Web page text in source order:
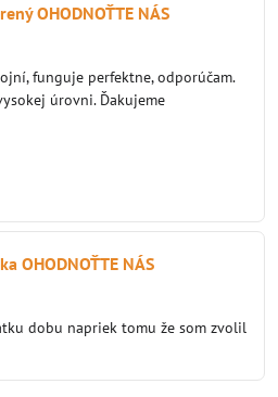
OHODNOŤTE NÁS
5
funguje perfektne, odporúčam.
úrovni. Ďakujeme
OHODNOŤTE NÁS
5
dobu napriek tomu že som zvolil